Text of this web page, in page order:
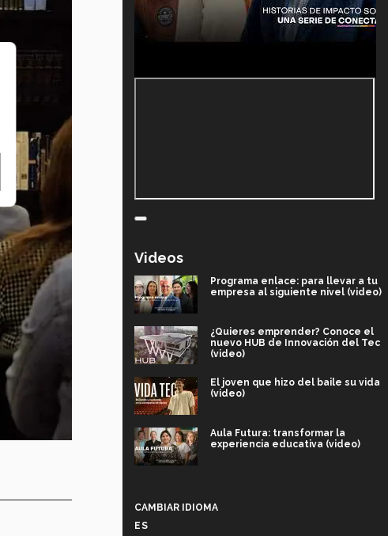
Videos
Programa enlace: para llevar a tu
empresa al siguiente nivel (video)
¿Quieres emprender? Conoce el
nuevo HUB de Innovación del Tec
(video)
El joven que hizo del baile su vida
(video)
Aula Futura: transformar la
experiencia educativa (video)
CAMBIAR IDIOMA
ES